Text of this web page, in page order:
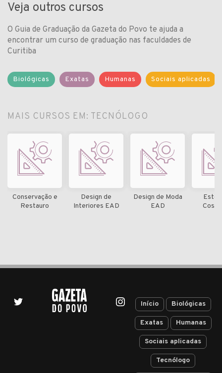
Veja outros cursos
O Guia de Graduação da Gazeta do Povo te ajuda a
encontrar um curso de graduação nas faculdades de
Curitiba
Biológicas Exatas Humanas Sociais aplicadas
MAIS CURSOS EM: TECNÓLOGO
Conservação e
Restauro
Design de
Interiores EAD
Design de Moda
EAD
Início Biológicas
Exatas Humanas
Sociais aplicadas
Tecnólogo